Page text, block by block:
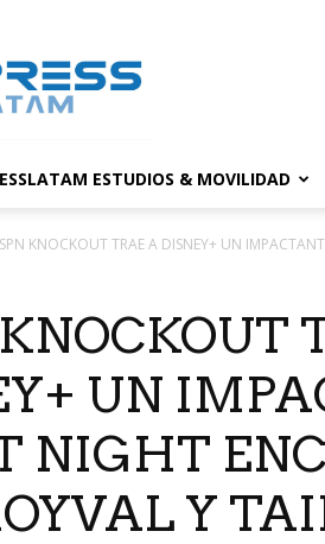
ESTUDIOS & MOVILIDAD
KNOCKOUT TRAE A DISNEY+ UN
UN
NIGHT
Y